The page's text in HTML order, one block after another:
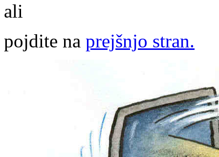
ali
pojdite na prejšnjo stran.